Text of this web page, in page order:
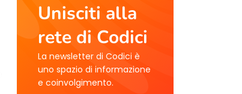
Unisciti alla
rete di Codici
La newsletter di Codici è
uno spazio di informazione
e coinvolgimento.